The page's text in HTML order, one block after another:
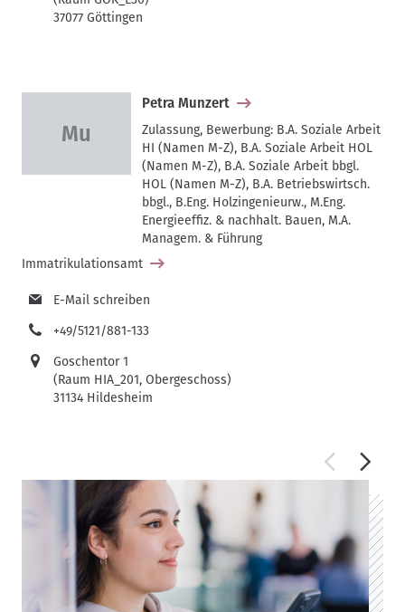
37077 Göttingen
Petra Munzert
Zulassung, Bewerbung: B.A. Soziale Arbeit
HI (Namen M-Z), B.A. Soziale Arbeit HOL
(Namen M-Z), B.A. Soziale Arbeit bbgl.
HOL (Namen M-Z), B.A. Betriebswirtsch.
bbgl., B.Eng. Holzingenieurw., M.Eng.
Energieeffiz. & nachhalt. Bauen, M.A.
Managem. & Führung
Immatrikulationsamt
E-Mail schreiben
+49/5121/881-133
Goschentor 1
(Raum HIA_201, Obergeschoss)
31134 Hildesheim